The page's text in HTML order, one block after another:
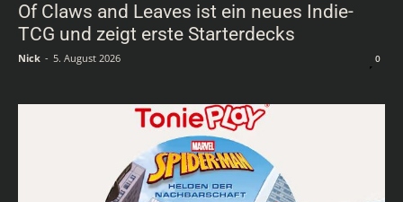
Of Claws and Leaves ist ein neues Indie-
TCG und zeigt erste Starterdecks
Nick - 5. August 2026 0